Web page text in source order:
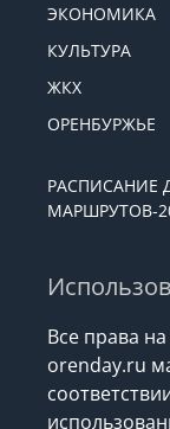
ЭКОНОМИКА
КУЛЬТУРА
ЖКХ
ОРЕНБУРЖЬЕ
РАСПИСАНИЕ
МАРШРУТОВ-
Все права
orenday.ru